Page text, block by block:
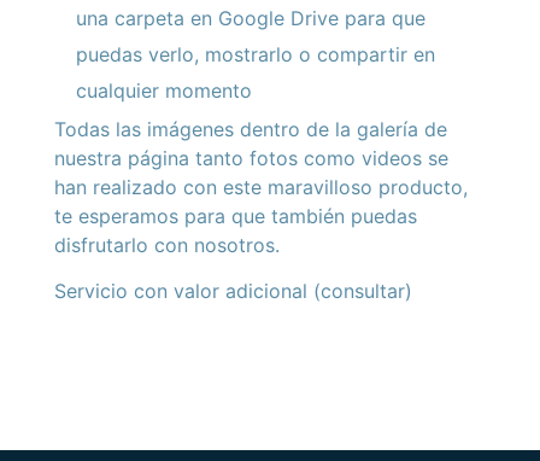
una carpeta en Google Drive para que
puedas verlo, mostrarlo o compartir en
cualquier momento
Todas las imágenes dentro de la galería de
nuestra página tanto fotos como videos se
han realizado con este maravilloso producto,
te esperamos para que también puedas
disfrutarlo con nosotros.
Servicio con valor adicional (consultar)